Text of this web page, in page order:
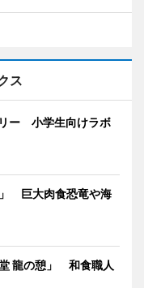
ス
ー 小学生向けラボ
巨大肉食恐竜や海
龍の憩」 和食職人